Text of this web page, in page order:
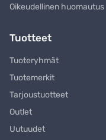
Oikeudellinen huomautus
Tuotteet
Tuoteryhmät
Tuotemerkit
Tarjoustuotteet
Outlet
Uutuudet